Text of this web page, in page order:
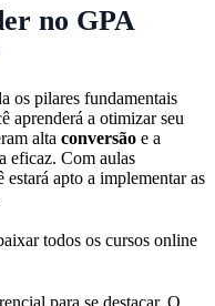
no GPA
os pilares fundamentais
aprenderá a otimizar seu
alta conversão e a
eficaz. Com aulas
estará apto a implementar as
todos os cursos online
para se destacar. O